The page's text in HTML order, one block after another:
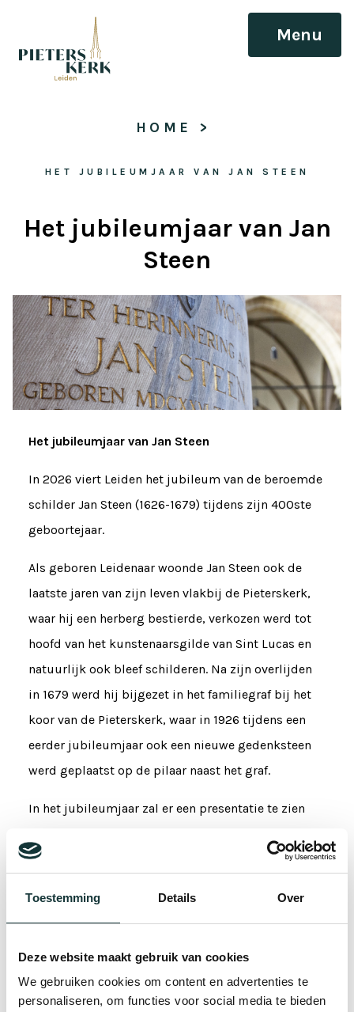
Toestemming Details Over
Deze website maakt gebruik van cookies
We gebruiken cookies om content en advertenties te
personaliseren, om functies voor social media te bieden
Menu
HOME >
HET JUBILEUMJAAR VAN JAN STEEN
Het jubileumjaar van Jan
Steen
Het jubileumjaar van Jan Steen
In 2026 viert Leiden het jubileum van de beroemde
schilder Jan Steen (1626-1679) tijdens zijn 400ste
geboortejaar.
Als geboren Leidenaar woonde Jan Steen ook de
laatste jaren van zijn leven vlakbij de Pieterskerk,
waar hij een herberg bestierde, verkozen werd tot
hoofd van het kunstenaarsgilde van Sint Lucas en
natuurlijk ook bleef schilderen. Na zijn overlijden
in 1679 werd hij bijgezet in het familiegraf bij het
koor van de Pieterskerk, waar in 1926 tijdens een
eerder jubileumjaar ook een nieuwe gedenksteen
werd geplaatst op de pilaar naast het graf.
In het jubileumjaar zal er een presentatie te zien
de kooromgang. Het is nog steeds een van de
wordt herinnerd.
– 400 jaar leven in de brouwerijin Museum De